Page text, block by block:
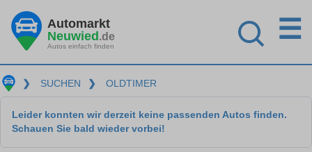
Automarkt
Neuwied.de
Autos einfach finden
☰
❯ SUCHEN ❯ OLDTIMER
Leider konnten wir derzeit keine passenden Autos finden.
Schauen Sie bald wieder vorbei!